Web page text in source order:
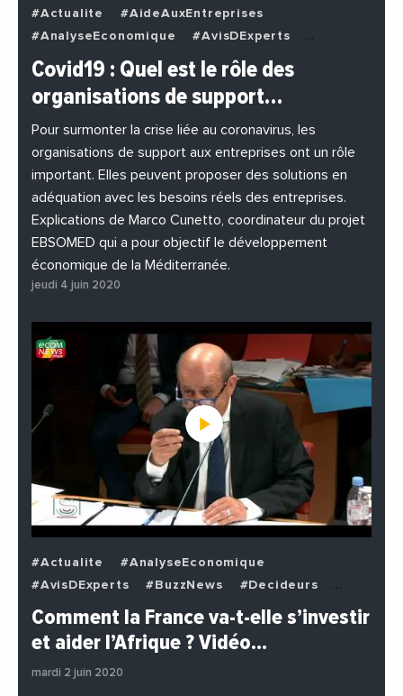
#Actualite
#AideAuxEntreprises
#AnalyseEconomique
#AvisDExperts
#BuzzNews
#Decideurs
#EchangesMediterraneens
#EnDirectDe
#Entreprises
#Institutions
#PhotosEtVideos
Covid19 : Quel est le rôle des
organisations de support…
Pour surmonter la crise liée au coronavirus, les
organisations de support aux entreprises ont un rôle
important. Elles peuvent proposer des solutions en
adéquation avec les besoins réels des entreprises.
Explications de Marco Cunetto, coordinateur du projet
EBSOMED qui a pour objectif le développement
économique de la Méditerranée.
jeudi 4 juin 2020
#Actualite
#AnalyseEconomique
#AvisDExperts
#BuzzNews
#Decideurs
#EchangesMediterraneens
#Economie
#Politique
Comment la France va-t-elle s’investir
et aider l’Afrique ? Vidéo…
mardi 2 juin 2020